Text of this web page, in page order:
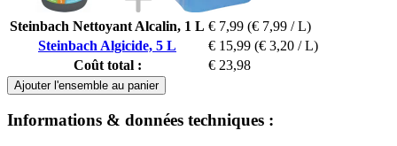
Steinbach Nettoyant Alcalin, 1 L € 7,99 (€ 7,99 / L)
Steinbach Algicide, 5 L
€ 15,99 (€ 3,20 / L)
Coût total :
€ 23,98
Ajouter l'ensemble au panier
Informations & données techniques :